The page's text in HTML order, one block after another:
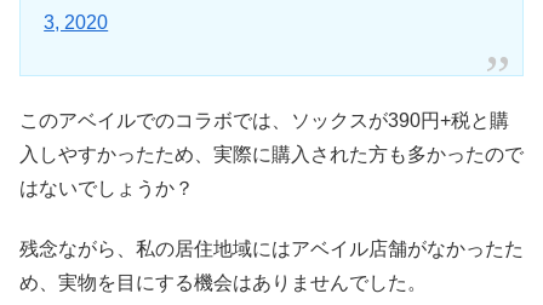
3, 2020
このアベイルでのコラボでは、ソックスが390円+税と購
入しやすかったため、実際に購入された方も多かったので
はないでしょうか？
残念ながら、私の居住地域にはアベイル店舗がなかったた
め、実物を目にする機会はありませんでした。